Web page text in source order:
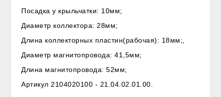
Посадка у крыльчатки: 10мм;
Диаметр коллектора: 28мм;
Длина коллекторных пластин(рабочая): 18мм;,
Диаметр магнитопровода: 41,5мм;
Длина магнитопровода: 52мм;
Артикул 2104020100 - 21.04.02.01.00.